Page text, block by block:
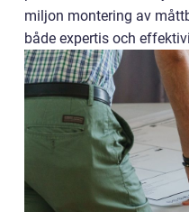
miljon montering av
både expertis och